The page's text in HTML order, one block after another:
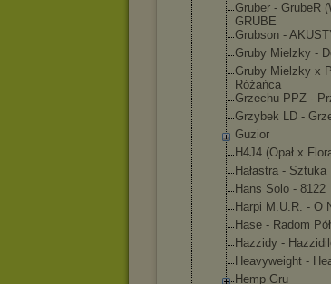
Gruber - GrubeR
GRUBE
Grubson -
Gruby Mielzky -
Gruby Mielzky x
Różańca
Grzechu PPZ -
Grzybek LD -
Guzior
H4J4 (Opał x
Hałastra -
Hans Solo - 8122
Harpi M.U.R. - O
Hase - Radom
Hazzidy -
Heavyweight -
Hemp Gru